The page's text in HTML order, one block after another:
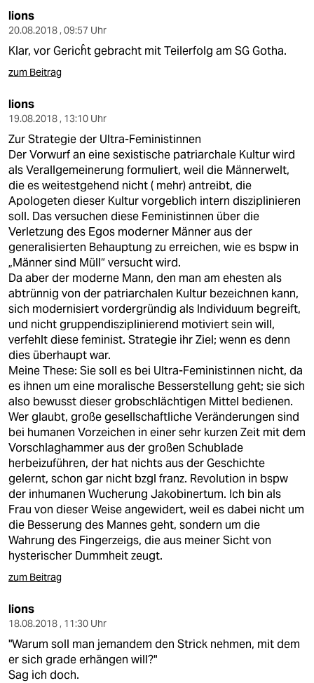
lions
20.08.2018 , 09:57 Uhr
Klar, vor Gericĥt gebracht mit Teilerfolg am SG Gotha.
zum Beitrag
lions
19.08.2018 , 13:10 Uhr
Zur Strategie der Ultra-Feministinnen
Der Vorwurf an eine sexistische patriarchale Kultur wird
als Verallgemeinerung formuliert, weil die Männerwelt,
die es weitestgehend nicht ( mehr) antreibt, die
Apologeten dieser Kultur vorgeblich intern disziplinieren
soll. Das versuchen diese Feministinnen über die
Verletzung des Egos moderner Männer aus der
generalisierten Behauptung zu erreichen, wie es bspw in
„Männer sind Müll“ versucht wird.
Da aber der moderne Mann, den man am ehesten als
abtrünnig von der patriarchalen Kultur bezeichnen kann,
sich modernisiert vordergründig als Individuum begreift,
und nicht gruppendisziplinierend motiviert sein will,
verfehlt diese feminist. Strategie ihr Ziel; wenn es denn
dies überhaupt war.
Meine These: Sie soll es bei Ultra-Feministinnen nicht, da
es ihnen um eine moralische Besserstellung geht; sie sich
also bewusst dieser grobschlächtigen Mittel bedienen.
Wer glaubt, große gesellschaftliche Veränderungen sind
bei humanen Vorzeichen in einer sehr kurzen Zeit mit dem
Vorschlaghammer aus der großen Schublade
herbeizuführen, der hat nichts aus der Geschichte
gelernt, schon gar nicht bzgl franz. Revolution in bspw
der inhumanen Wucherung Jakobinertum. Ich bin als
Frau von dieser Weise angewidert, weil es dabei nicht um
die Besserung des Mannes geht, sondern um die
Wahrung des Fingerzeigs, die aus meiner Sicht von
hysterischer Dummheit zeugt.
zum Beitrag
lions
18.08.2018 , 11:30 Uhr
"Warum soll man jemandem den Strick nehmen, mit dem
er sich grade erhängen will?"
Sag ich doch.